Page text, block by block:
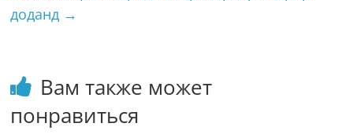
доданд →
Вам также может
понравиться